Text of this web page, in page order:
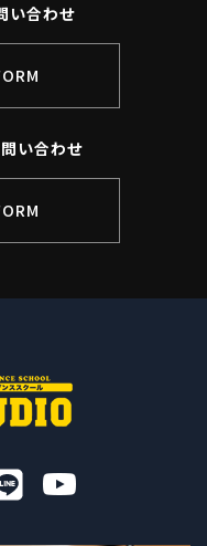
い合わせ
い合わせ